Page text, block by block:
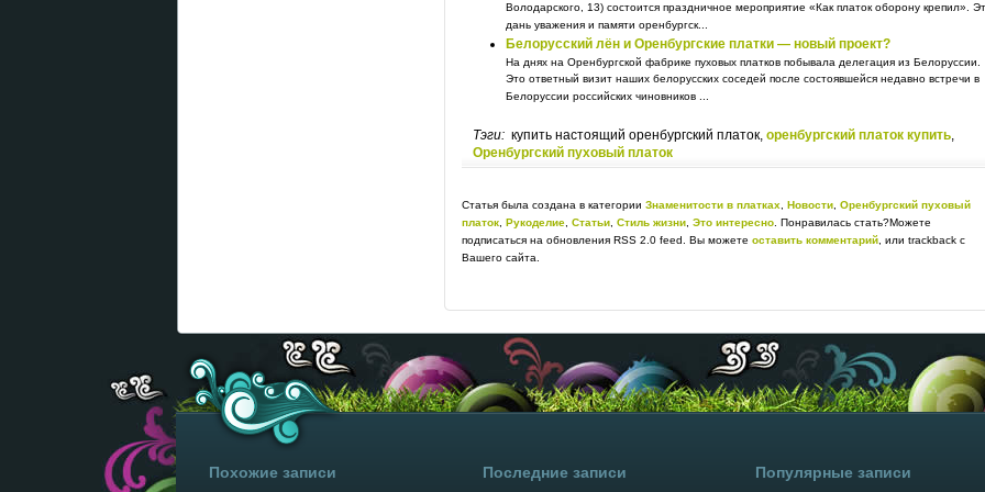
Володарского, 13) состоится праздничное мероприятие «Как платок оборону крепил».
дань уважения и памяти оренбургск...
Белорусский лён и Оренбургские платки — новый проект?
На днях на Оренбургской фабрике пуховых платков побывала делегация из Белоруссии.
Это ответный визит наших белорусских соседей после состоявшейся недавно встречи в
Белоруссии российских чиновников ...
Тэги: купить настоящий оренбургский платок, оренбургский платок купить,
Оренбургский пуховый платок
Статья была создана в категории Знаменитости в платках Новости Оренбургский пуховый
платок Рукоделие Статьи Стиль жизни Это интересно . Понравилась стать?Можете
подписаться на обновления RSS 2.0 feed. Вы можете оставить комментарий , или trackback с
Вашего сайта.
Похожие записи Последние записи Популярные записи